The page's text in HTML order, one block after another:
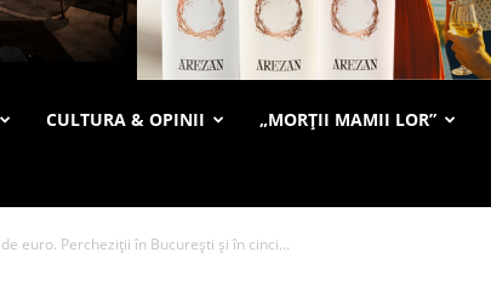
CULTURA & OPINII „MORȚII MAMII LOR”
euro. Percheziţii în Bucureşti şi în cinci...